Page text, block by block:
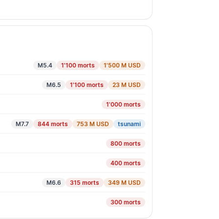
M5.4 1'100 morts 1'500 M USD
M6.5 1'100 morts 23 M USD
1'000 morts
M7.7 844 morts 753 M USD tsunami
800 morts
400 morts
M6.6 315 morts 349 M USD
300 morts